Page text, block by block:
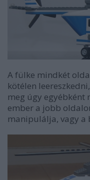
A fülke mindkét
kötélen
meg úgy egyébként
ember a jobb
manipulálja, vagy